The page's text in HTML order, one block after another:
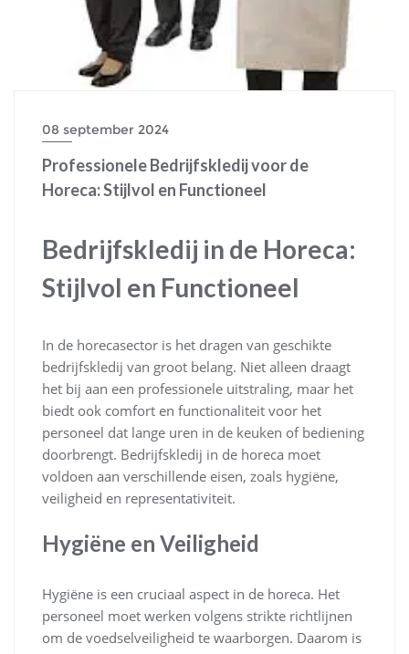
08 september 2024
Professionele Bedrijfskledij voor de
Horeca: Stijlvol en Functioneel
Bedrijfskledij in de Horeca:
Stijlvol en Functioneel
In de horecasector is het dragen van geschikte
bedrijfskledij van groot belang. Niet alleen draagt
het bij aan een professionele uitstraling, maar het
biedt ook comfort en functionaliteit voor het
personeel dat lange uren in de keuken of bediening
doorbrengt. Bedrijfskledij in de horeca moet
voldoen aan verschillende eisen, zoals hygiëne,
veiligheid en representativiteit.
Hygiëne en Veiligheid
Hygiëne is een cruciaal aspect in de horeca. Het
personeel moet werken volgens strikte richtlijnen
om de voedselveiligheid te waarborgen. Daarom is